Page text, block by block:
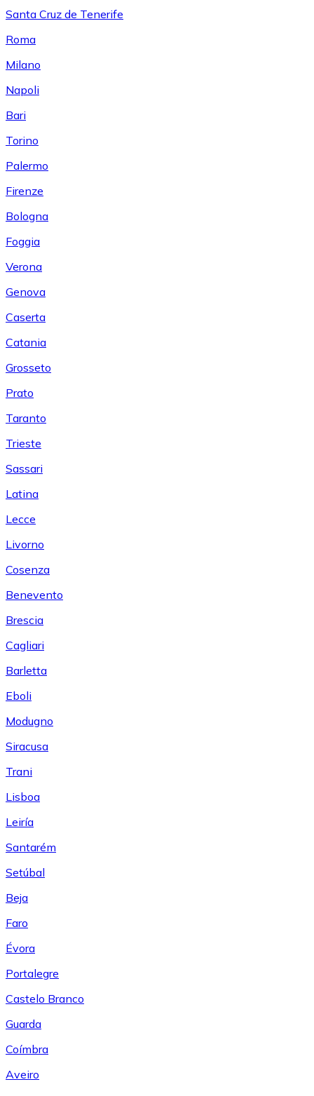
Santa Cruz de Tenerife
Roma
Milano
Napoli
Bari
Torino
Palermo
Firenze
Bologna
Foggia
Verona
Genova
Caserta
Catania
Grosseto
Prato
Taranto
Trieste
Sassari
Latina
Lecce
Livorno
Cosenza
Benevento
Brescia
Cagliari
Barletta
Eboli
Modugno
Siracusa
Trani
Lisboa
Leiría
Santarém
Setúbal
Beja
Faro
Évora
Portalegre
Castelo Branco
Guarda
Coímbra
Aveiro